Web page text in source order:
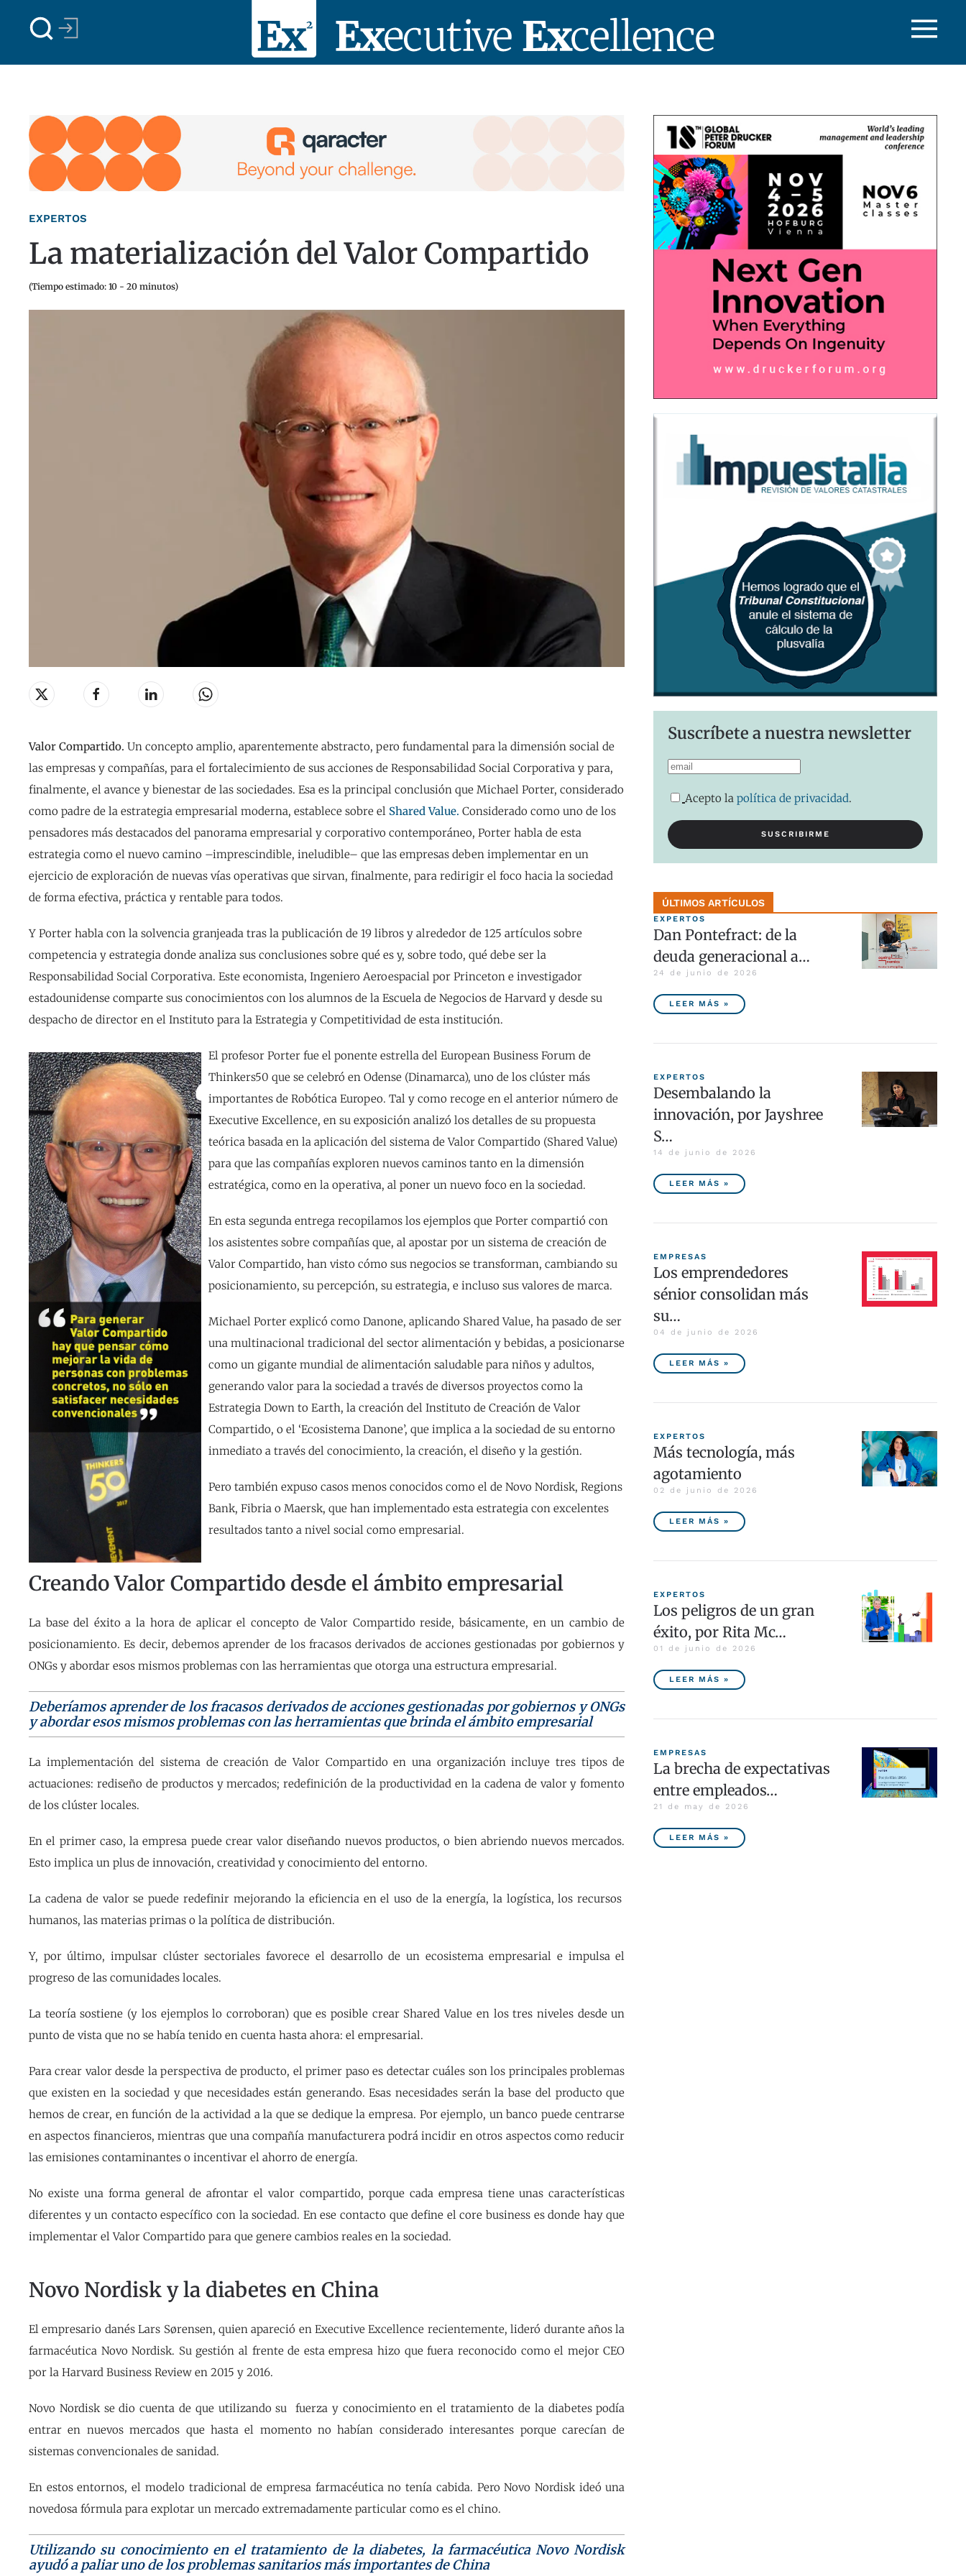
Skip to main content
EXPERTOS
La materialización del Valor Compartido
(Tiempo estimado: 10 - 20 minutos)
Valor Compartido. Un concepto amplio, aparentemente abstracto, pero fundamental para la dimensión social de
las empresas y compañías, para el fortalecimiento de sus acciones de Responsabilidad Social Corporativa y para,
finalmente, el avance y bienestar de las sociedades. Esa es la principal conclusión que Michael Porter, considerado
como padre de la estrategia empresarial moderna, establece sobre el Shared Value. Considerado como uno de los
pensadores más destacados del panorama empresarial y corporativo contemporáneo, Porter habla de esta
estrategia como el nuevo camino –imprescindible, ineludible– que las empresas deben implementar en un
ejercicio de exploración de nuevas vías operativas que sirvan, finalmente, para redirigir el foco hacia la sociedad
de forma efectiva, práctica y rentable para todos.
Y Porter habla con la solvencia granjeada tras la publicación de 19 libros y alrededor de 125 artículos sobre
competencia y estrategia donde analiza sus conclusiones sobre qué es y, sobre todo, qué debe ser la
Responsabilidad Social Corporativa. Este economista, Ingeniero Aeroespacial por Princeton e investigador
estadounidense comparte sus conocimientos con los alumnos de la Escuela de Negocios de Harvard y desde su
despacho de director en el Instituto para la Estrategia y Competitividad de esta institución.
El profesor Porter fue el ponente estrella del European Business Forum de
Thinkers50 que se celebró en Odense (Dinamarca), uno de los clúster más
importantes de Robótica Europeo. Tal y como recoge en el anterior número de
Executive Excellence, en su exposición analizó los detalles de su propuesta
teórica basada en la aplicación del sistema de Valor Compartido (Shared Value)
para que las compañías exploren nuevos caminos tanto en la dimensión
estratégica, como en la operativa, al poner un nuevo foco en la sociedad.
En esta segunda entrega recopilamos los ejemplos que Porter compartió con
los asistentes sobre compañías que, al apostar por un sistema de creación de
Valor Compartido, han visto cómo sus negocios se transforman, cambiando su
posicionamiento, su percepción, su estrategia, e incluso sus valores de marca.
Michael Porter explicó como Danone, aplicando Shared Value, ha pasado de ser
una multinacional tradicional del sector alimentación y bebidas, a posicionarse
como un gigante mundial de alimentación saludable para niños y adultos,
generando valor para la sociedad a través de diversos proyectos como la
Estrategia Down to Earth, la creación del Instituto de Creación de Valor
Compartido, o el ‘Ecosistema Danone’, que implica a la sociedad de su entorno
inmediato a través del conocimiento, la creación, el diseño y la gestión.
Pero también expuso casos menos conocidos como el de Novo Nordisk, Regions
Bank, Fibria o Maersk, que han implementado esta estrategia con excelentes
resultados tanto a nivel social como empresarial.
Creando Valor Compartido desde el ámbito empresarial
La base del éxito a la hora de aplicar el concepto de Valor Compartido reside, básicamente, en un cambio de
posicionamiento. Es decir, debemos aprender de los fracasos derivados de acciones gestionadas por gobiernos y
ONGs y abordar esos mismos problemas con las herramientas que otorga una estructura empresarial.
Deberíamos aprender de los fracasos derivados de acciones gestionadas por gobiernos y ONGs
y abordar esos mismos problemas con las herramientas que brinda el ámbito empresarial
La implementación del sistema de creación de Valor Compartido en una organización incluye tres tipos de
actuaciones: rediseño de productos y mercados; redefinición de la productividad en la cadena de valor y fomento
de los clúster locales.
En el primer caso, la empresa puede crear valor diseñando nuevos productos, o bien abriendo nuevos mercados.
Esto implica un plus de innovación, creatividad y conocimiento del entorno.
La cadena de valor se puede redefinir mejorando la eficiencia en el uso de la energía, la logística, los recursos
humanos, las materias primas o la política de distribución.
Y, por último, impulsar clúster sectoriales favorece el desarrollo de un ecosistema empresarial e impulsa el
progreso de las comunidades locales.
La teoría sostiene (y los ejemplos lo corroboran) que es posible crear Shared Value en los tres niveles desde un
punto de vista que no se había tenido en cuenta hasta ahora: el empresarial.
Para crear valor desde la perspectiva de producto, el primer paso es detectar cuáles son los principales problemas
que existen en la sociedad y que necesidades están generando. Esas necesidades serán la base del producto que
hemos de crear, en función de la actividad a la que se dedique la empresa. Por ejemplo, un banco puede centrarse
en aspectos financieros, mientras que una compañía manufacturera podrá incidir en otros aspectos como reducir
las emisiones contaminantes o incentivar el ahorro de energía.
No existe una forma general de afrontar el valor compartido, porque cada empresa tiene unas características
diferentes y un contacto específico con la sociedad. En ese contacto que define el core business es donde hay que
implementar el Valor Compartido para que genere cambios reales en la sociedad.
Novo Nordisk y la diabetes en China
El empresario danés Lars Sørensen, quien apareció en Executive Excellence recientemente, lideró durante años la
farmacéutica Novo Nordisk. Su gestión al frente de esta empresa hizo que fuera reconocido como el mejor CEO
por la Harvard Business Review en 2015 y 2016.
Novo Nordisk se dio cuenta de que utilizando su fuerza y conocimiento en el tratamiento de la diabetes podía
entrar en nuevos mercados que hasta el momento no habían considerado interesantes porque carecían de
sistemas convencionales de sanidad.
En estos entornos, el modelo tradicional de empresa farmacéutica no tenía cabida. Pero Novo Nordisk ideó una
novedosa fórmula para explotar un mercado extremadamente particular como es el chino.
Utilizando su conocimiento en el tratamiento de la diabetes, la farmacéutica Novo Nordisk
ayudó a paliar uno de los problemas sanitarios más importantes de China
Suscríbete a nuestra newsletter
Acepto lapolítica de privacidad.
ÚLTIMOS ARTÍCULOS
EXPERTOS
Dan Pontefract: de la
deuda generacional a…
24 de junio de 2026
LEER MÁS »
EXPERTOS
Desembalando la
innovación, por Jayshree
S…
14 de junio de 2026
LEER MÁS »
EMPRESAS
Los emprendedores
sénior consolidan más
su…
04 de junio de 2026
LEER MÁS »
EXPERTOS
Más tecnología, más
agotamiento
02 de junio de 2026
LEER MÁS »
EXPERTOS
Los peligros de un gran
éxito, por Rita Mc…
01 de junio de 2026
LEER MÁS »
EMPRESAS
La brecha de expectativas
entre empleados…
21 de may de 2026
LEER MÁS »